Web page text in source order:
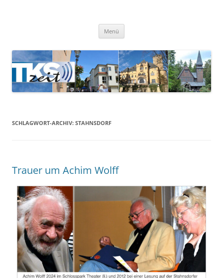
Menü
SCHLAGWORT-ARCHIV: STAHNSDORF
Trauer um Achim Wolff